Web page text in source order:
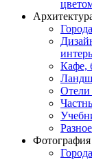
Кафе,
Отели
Разное
Фотография